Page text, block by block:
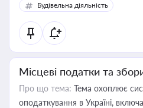
Будівельна діяльність
Місцеві податки та
Про що тема: Тема охоплює
оподаткування в Україні,